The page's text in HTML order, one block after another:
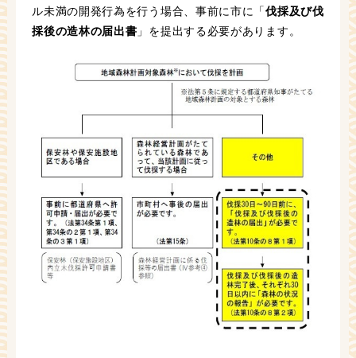
ル未満の開発行為を行う場合、事前に市に「伐採及び伐
採後の造林の届出書 」を提出する必要があります。